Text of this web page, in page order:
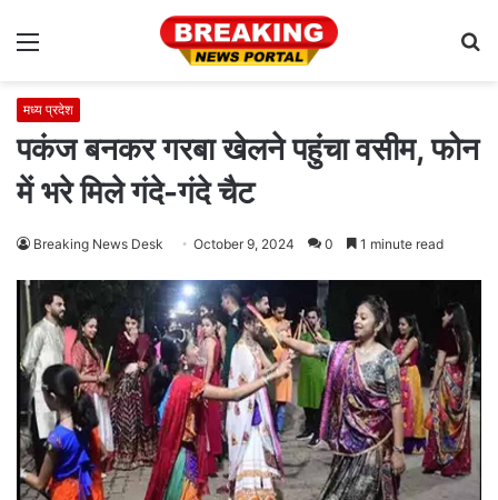
Menu
मध्य प्रदेश
पकंज बनकर गरबा खेलने पहुंचा वसीम, फोन
में भरे मिले गंदे-गंदे चैट
Breaking News Desk October 9, 2024 0 1 minute read